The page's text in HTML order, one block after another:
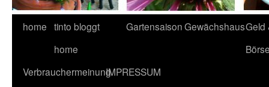
home tinto bloggt
home
GartensaisonGewächshausGeld
VerbrauchermeinungIMPRESSUM